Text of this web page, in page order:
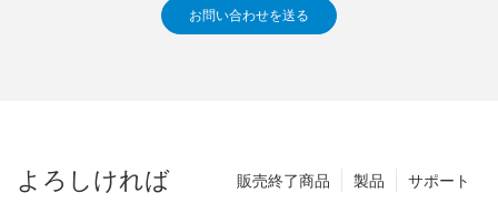
お問い合わせを送る
よろしければ サポート
製品
販売終了商品